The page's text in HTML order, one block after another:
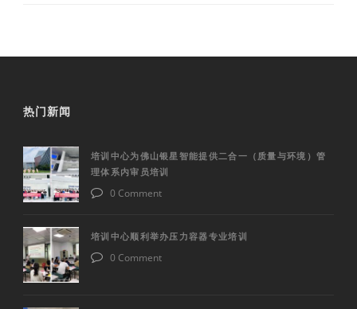
热门新闻
培训中心为佛山银星智能提供二合一（质量与环境）管
理体系内审员培训
0 Comment
培训中心顺利举办压力容器专业培训
0 Comment